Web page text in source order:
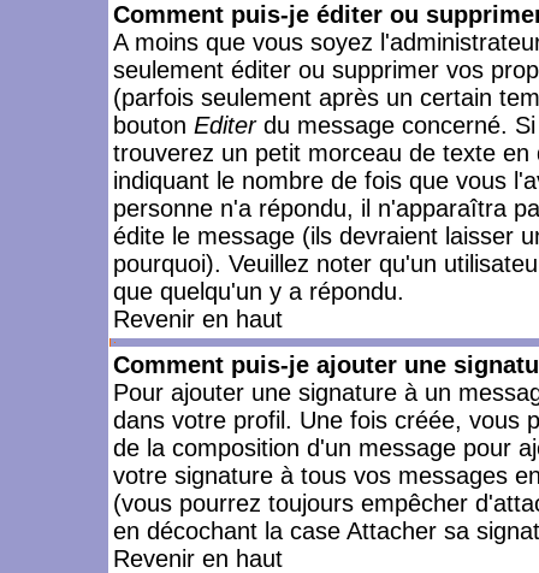
Comment puis-je éditer ou
A moins que vous soyez
seulement éditer ou supprimer vos
(parfois seulement après un certain
bouton Editerdu message concerné.
trouverez un petit morceau de texte
indiquant le nombre de fois que vous
personne n'a répondu, il n'apparaîtra
édite le message (ils devraient laisser
pourquoi). Veuillez noter qu'un
que quelqu'un y a répondu.
Revenir en haut
Comment puis-je ajouter une
Pour ajouter une signature à un
dans votre profil. Une fois créée, vous
de la composition d'un message pour
votre signature à tous vos messages
(vous pourrez toujours empêcher
en décochant la case Attacher sa
Revenir en haut